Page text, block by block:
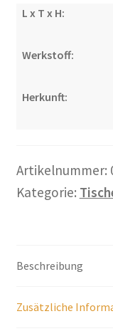
Versandarten
Versandkosten
Zahlungsarten
L x T x H:
Werkstoff:
Herkunft:
Artikelnummer:
Kategorie:
Beschreibung
Zusätzliche